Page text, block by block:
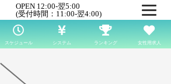
OPEN 12:00-翌5:00
(受付時間：11:00-翌4:00)
スケジュール システム ランキング 女性用求人